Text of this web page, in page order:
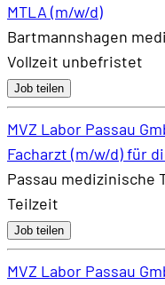
MTLA (m/w/d)
Bartmannshagen
Vollzeit unbefristet
Job teilen
MVZ Labor Passau
Facharzt (m/w/d) für
Passau medizinische
Teilzeit
Job teilen
MVZ Labor Passau